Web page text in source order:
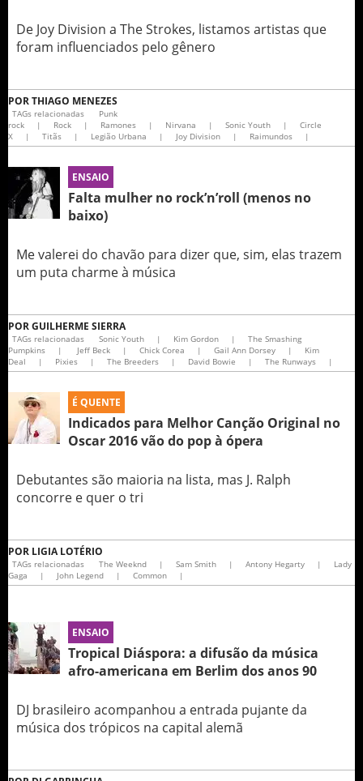
De Joy Division a The Strokes, listamos artistas que
foram influenciados pelo gênero
PORTHIAGO MENEZES
TAGs relacionadas
Punk
rock
| Rock | Ramones | Nirvana | Sonic Youth |
Circle
X
| Titãs | Legião Urbana | Joy Division | Raimundos |
ENSAIO
Falta mulher no rock’n’roll (menos no
baixo)
Me valerei do chavão para dizer que, sim, elas trazem
um puta charme à música
PORGUILHERME SIERRA
TAGs relacionadas Sonic Youth | Kim Gordon |
The Smashing
Pumpkins
| Jeff Beck | Chick Corea | Gail Ann Dorsey |
Kim
Deal
| Pixies | The Breeders | David Bowie | The Runways |
É QUENTE
Indicados para Melhor Canção Original no
Oscar 2016 vão do pop à ópera
Debutantes são maioria na lista, mas J. Ralph
concorre e quer o tri
POR LIGIA LOTÉRIO
TAGs relacionadas The Weeknd | Sam Smith | Antony Hegarty |
Lady
Gaga
| John Legend | Common |
ENSAIO
Tropical Diáspora: a difusão da música
afro-americana em Berlim dos anos 90
DJ brasileiro acompanhou a entrada pujante da
música dos trópicos na capital alemã